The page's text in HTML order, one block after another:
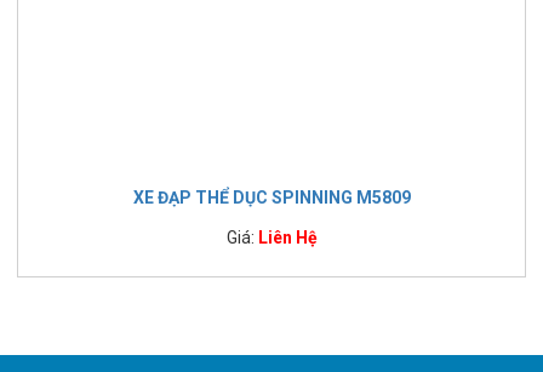
XE ĐẠP THỂ DỤC SPINNING M5809
Giá: Liên Hệ